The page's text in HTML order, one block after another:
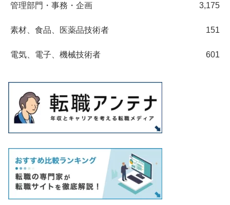
管理部門・事務・企画 3,175
素材、食品、医薬品技術者 151
電気、電子、機械技術者 601